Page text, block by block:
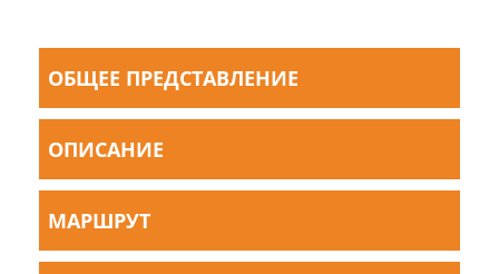
ОБЩЕЕ ПРЕДСТАВЛЕНИЕ
ОПИСАНИЕ
МАРШРУТ